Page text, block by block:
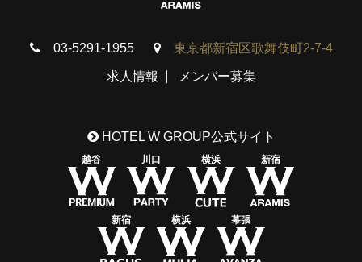
03-5291-1955 東京都新宿区歌舞伎町2-7-4
求人情報 メンバー募集
HOTEL W GROUP公式サイト
越谷 川口 横浜 新宿
新宿 横浜 幕張